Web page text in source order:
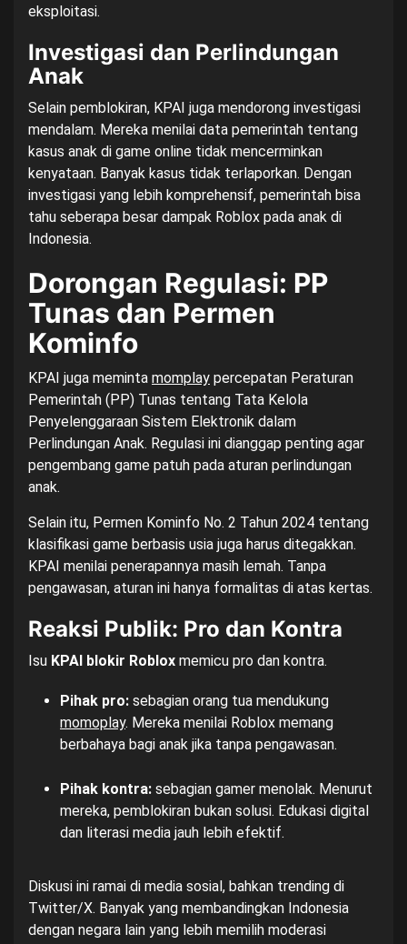
eksploitasi.
Investigasi dan Perlindungan
Anak
Selain pemblokiran, KPAI juga mendorong investigasi
mendalam. Mereka menilai data pemerintah tentang
kasus anak di game online tidak mencerminkan
kenyataan. Banyak kasus tidak terlaporkan. Dengan
investigasi yang lebih komprehensif, pemerintah bisa
tahu seberapa besar dampak Roblox pada anak di
Indonesia.
Dorongan Regulasi: PP
Tunas dan Permen
Kominfo
KPAI juga meminta momplay percepatan Peraturan
Pemerintah (PP) Tunas tentang Tata Kelola
Penyelenggaraan Sistem Elektronik dalam
Perlindungan Anak. Regulasi ini dianggap penting agar
pengembang game patuh pada aturan perlindungan
anak.
Selain itu, Permen Kominfo No. 2 Tahun 2024 tentang
klasifikasi game berbasis usia juga harus ditegakkan.
KPAI menilai penerapannya masih lemah. Tanpa
pengawasan, aturan ini hanya formalitas di atas kertas.
Reaksi Publik: Pro dan Kontra
Isu KPAI blokir Roblox memicu pro dan kontra.
Pihak pro: sebagian orang tua mendukung
momoplay. Mereka menilai Roblox memang
berbahaya bagi anak jika tanpa pengawasan.
Pihak kontra: sebagian gamer menolak. Menurut
mereka, pemblokiran bukan solusi. Edukasi digital
dan literasi media jauh lebih efektif.
Diskusi ini ramai di media sosial, bahkan trending di
Twitter/X. Banyak yang membandingkan Indonesia
dengan negara lain yang lebih memilih moderasi